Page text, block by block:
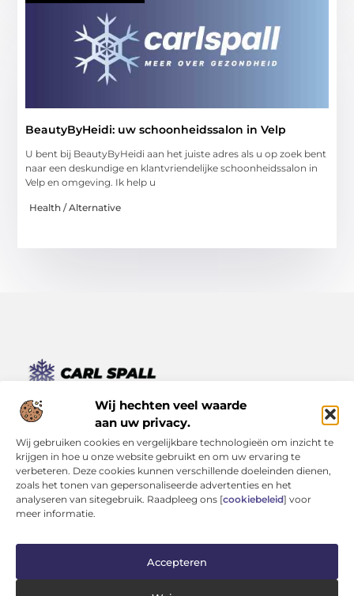
Wij hechten veel waarde
aan uw privacy.
Wij gebruiken cookies en vergelijkbare technologieën om inzicht te
krijgen in hoe u onze website gebruikt en om uw ervaring te
verbeteren. Deze cookies kunnen verschillende doeleinden dienen,
zoals het tonen van gepersonaliseerde advertenties en het
analyseren van sitegebruik. Raadpleeg ons [cookiebeleid] voor
meer informatie.
Accepteren
BeautyByHeidi: uw schoonheidssalon in Velp
U bent bij BeautyByHeidi aan het juiste adres als u op zoek bent
naar een deskundige en klantvriendelijke schoonheidssalon in
Velp en omgeving. Ik help u
Health / Alternative
Van kleine momenten tot grote inzichten – lees het hier.
Ontdek een verscheidenheid aan blogs en artikelen die je
dagelijks leven verrijken, van inspirerende verhalen tot
praktische tips.
Bericht categorie
Onze informatie